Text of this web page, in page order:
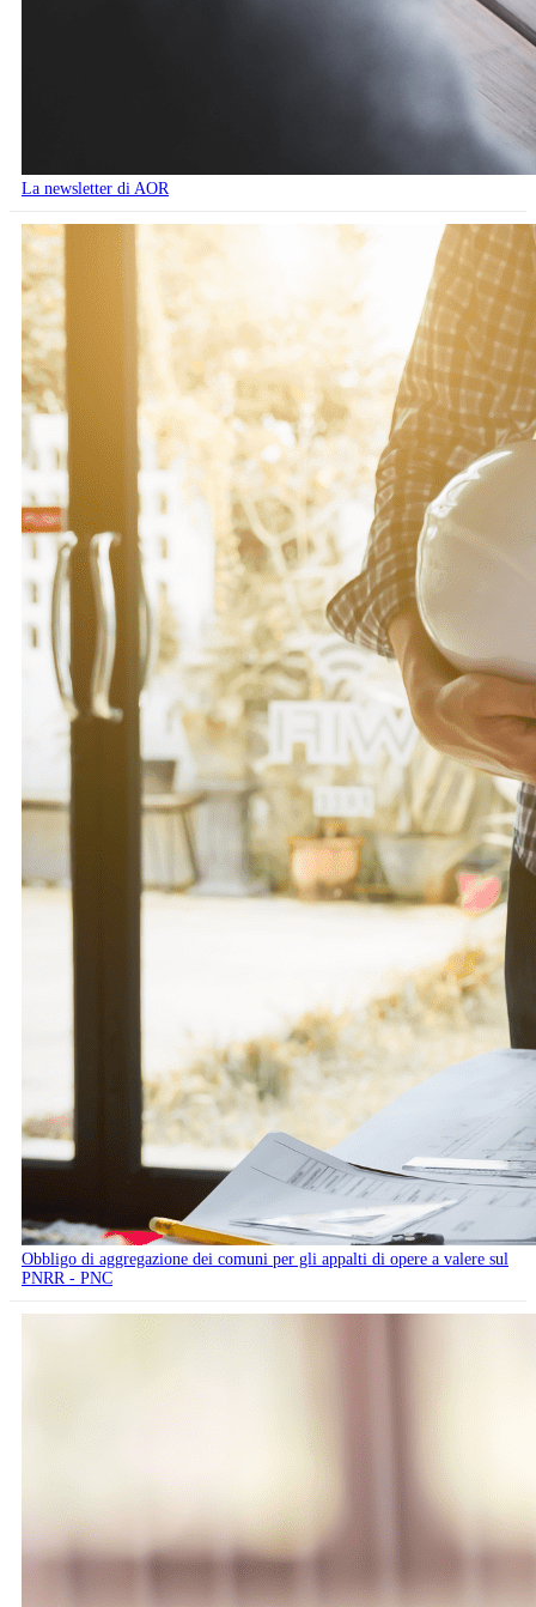
La newsletter di AOR
Obbligo di aggregazione dei comuni per gli appalti di opere a valere sul
PNRR - PNC